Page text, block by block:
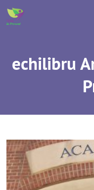
echilibru